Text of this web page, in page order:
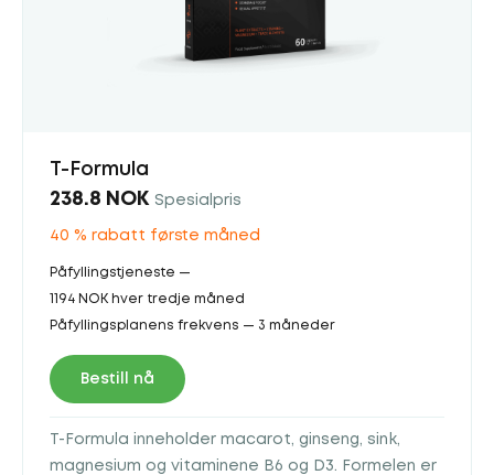
T-Formula
238.8 NOK Spesialpris
40 % rabatt første måned
Påfyllingstjeneste —
1194 NOK hver tredje måned
Påfyllingsplanens frekvens — 3 måneder
Bestill nå
T-Formula inneholder maca­rot, ginseng, sink,
magnesium og vitaminene B6 og D3. Formelen er